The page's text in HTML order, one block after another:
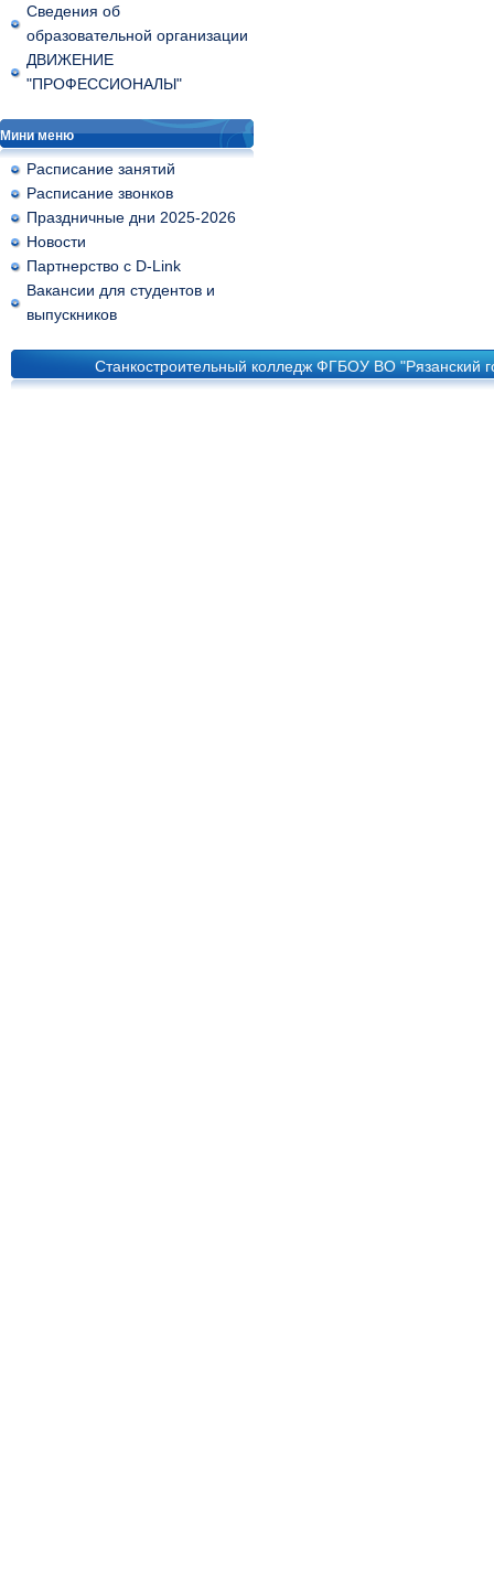
Сведения об
образовательной организации
ДВИЖЕНИЕ
"ПРОФЕССИОНАЛЫ"
Мини меню
Расписание занятий
Расписание звонков
Праздничные дни 2025-2026
Новости
Партнерство с D-Link
Вакансии для студентов и
выпускников
Станкостроительный колледж ФГБОУ ВО "Рязанский